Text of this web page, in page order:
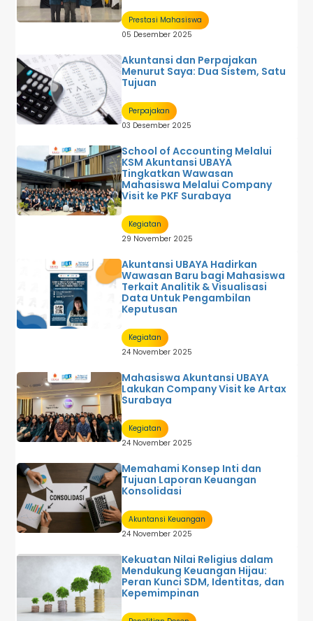
Prestasi Mahasiswa
05 Desember 2025
Akuntansi dan Perpajakan
Menurut Saya: Dua Sistem, Satu
Tujuan
Perpajakan
03 Desember 2025
School of Accounting Melalui
KSM Akuntansi UBAYA
Tingkatkan Wawasan
Mahasiswa Melalui Company
Visit ke PKF Surabaya
Kegiatan
29 November 2025
Akuntansi UBAYA Hadirkan
Wawasan Baru bagi Mahasiswa
Terkait Analitik & Visualisasi
Data Untuk Pengambilan
Keputusan
Kegiatan
24 November 2025
Mahasiswa Akuntansi UBAYA
Lakukan Company Visit ke Artax
Surabaya
Kegiatan
24 November 2025
Memahami Konsep Inti dan
Tujuan Laporan Keuangan
Konsolidasi
Akuntansi Keuangan
24 November 2025
Kekuatan Nilai Religius dalam
Mendukung Keuangan Hijau:
Peran Kunci SDM, Identitas, dan
Kepemimpinan